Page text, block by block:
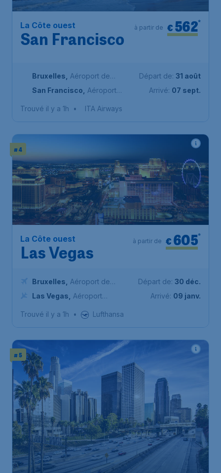
La Côte ouest
San Francisco
€562
Bruxelles
Aéroport de
Bruxelles-National
San Francisco
Aéroport
Départ de: 31 août
Arrivé: 07 sept.
Trouvé il y a 1h • ITA Airways
# 4
La Côte ouest
Las Vegas
€ 605*
à partir de
Bruxelles
Aéroport de
Bruxelles-National
Las Vegas
Aéroport
Départ de: 30 déc.
Arrivé: 09 janv.
Trouvé il y a 1h • Lufthansa
# 5
La Côte ouest
Los Angeles
€549
à partir de